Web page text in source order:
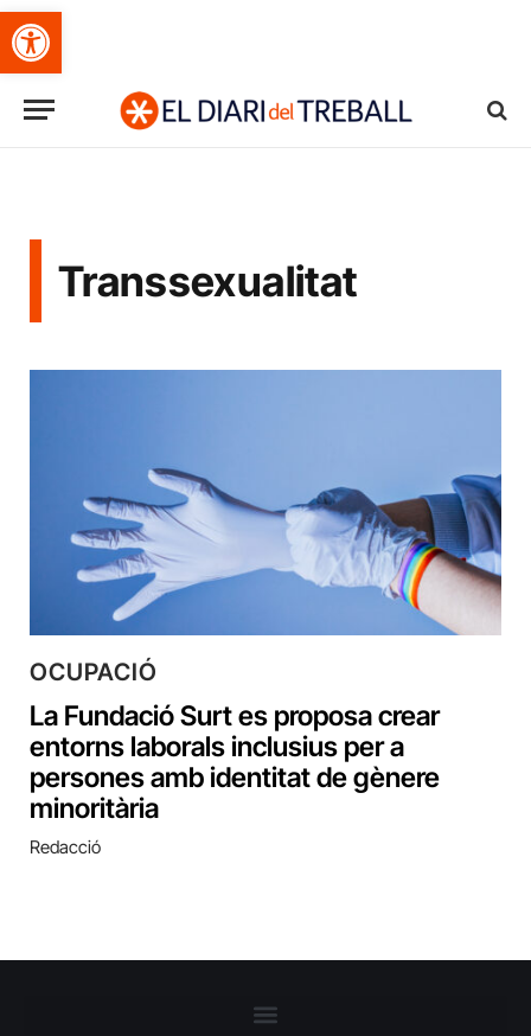
Obre la barra d'eines
Transsexualitat
OCUPACIÓ
La Fundació Surt es proposa crear
entorns laborals inclusius per a
persones amb identitat de gènere
minoritària
Redacció